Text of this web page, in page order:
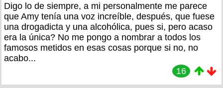
Digo lo de siempre, a mi personalmente me parece
que Amy tenía una voz increíble, después, que fuese
una drogadicta y una alcohólica, pues si, pero acaso
era la única? No me pongo a nombrar a todos los
famosos metidos en esas cosas porque si no, no
acabo...
16